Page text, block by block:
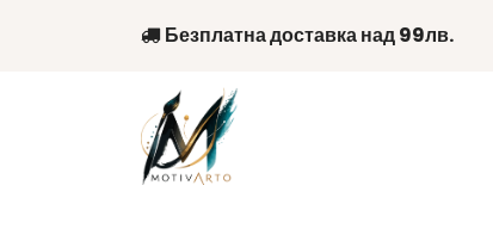
Безплатна доставка над 99лв.